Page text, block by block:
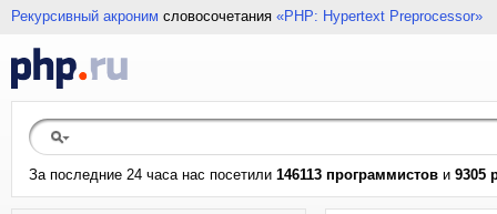
Рекурсивный акроним словосочетания «PHP: Hypertext Preprocessor»
За последние 24 часа нас посетили 146113 программистов и 9305